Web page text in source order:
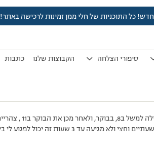
חדש! כל התוכניות של חלי ממן זמינות לרכישה באתר!
סיפורי הצלחה הקבוצות שלנו כתבות